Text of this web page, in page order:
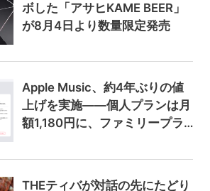
ボした「アサヒKAME BEER」
が8月4日より数量限定発売
Apple Music、約4年ぶりの値
上げを実施——個人プランは月
額1,180円に、ファミリープラ
THEティバが対話の先にたどり